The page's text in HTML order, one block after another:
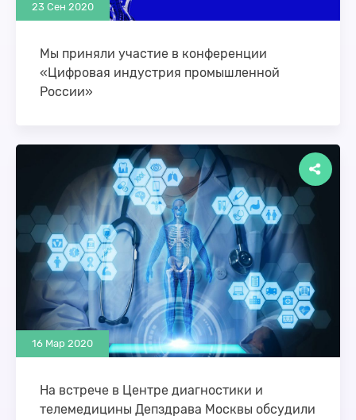
23 Сен 2020
Мы приняли участие в конференции
«Цифровая индустрия промышленной
России»
промышленной России» (ЦИПР). ЦИПР –это и
бизнес-форум, и …
16 Мар 2020
На встрече в Центре диагностики и
телемедицины Депздрава Москвы обсудили